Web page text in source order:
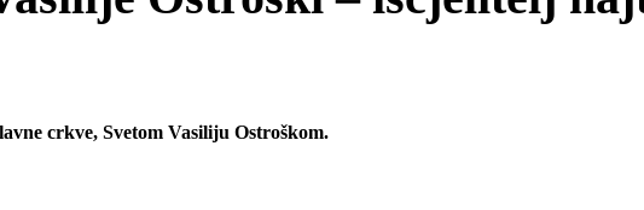
crkve, Svetom Vasiliju Ostroškom.